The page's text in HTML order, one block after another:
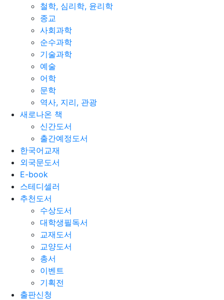
철학, 심리학, 윤리학
종교
사회과학
순수과학
기술과학
예술
어학
문학
역사, 지리, 관광
새로나온 책
신간도서
출간예정도서
한국어교재
외국문도서
E-book
스테디셀러
추천도서
수상도서
대학생필독서
교재도서
교양도서
총서
이벤트
기획전
출판신청